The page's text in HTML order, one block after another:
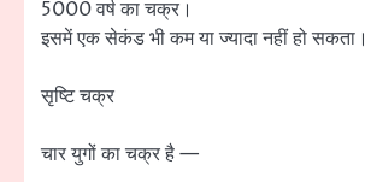
5000 वर्ष का चक्र।
इसमें एक सेकंड भी कम या ज्यादा नहीं हो सकता।
सृष्टि चक्र
चार युगों का चक्र है —